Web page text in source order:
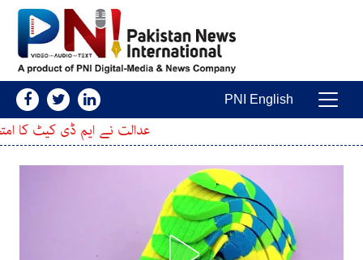
Main Navigation
PNI English
عدالت نے ایم ڈی کیٹ کا امتحان ملتوی کرنے